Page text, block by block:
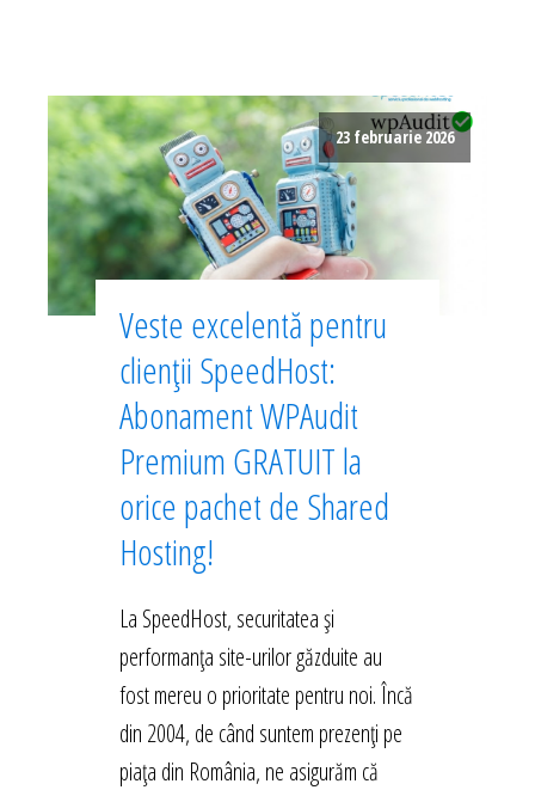
23 februarie 2026
Veste excelentă pentru
clienții SpeedHost:
Abonament WPAudit
Premium GRATUIT la
orice pachet de Shared
Hosting!
La SpeedHost, securitatea și
performanța site-urilor găzduite au
fost mereu o prioritate pentru noi. Încă
din 2004, de când suntem prezenți pe
piața din România, ne asigurăm că